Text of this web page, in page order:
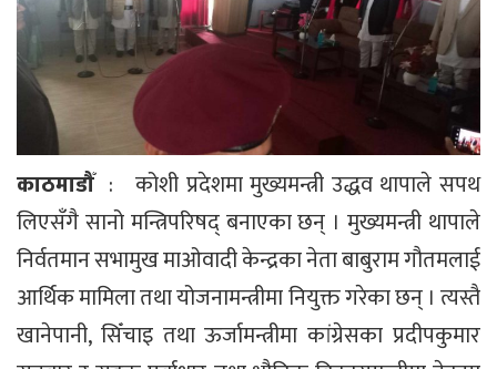
काठमाडौँ: कोशी प्रदेशमा मुख्यमन्त्री उद्धव थापाले सपथ
लिएसँगै सानो मन्त्रिपरिषद् बनाएका छन् । मुख्यमन्त्री थापाले
निर्वतमान सभामुख माओवादी केन्द्रका नेता बाबुराम गौतमलाई
आर्थिक मामिला तथा योजनामन्त्रीमा नियुक्त गरेका छन् । त्यस्तै
खानेपानी, सिँचाइ तथा ऊर्जामन्त्रीमा कांग्रेसका प्रदीपकुमार